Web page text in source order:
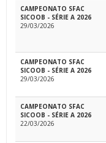
CAMPEONATO SFAC
SICOOB - SÉRIE A 2026
29/03/2026
CAMPEONATO SFAC
SICOOB - SÉRIE A 2026
29/03/2026
CAMPEONATO SFAC
SICOOB - SÉRIE A 2026
22/03/2026